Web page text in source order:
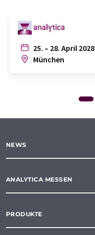
25. – 28. April 2028
München
NEWS
ANALYTICA MESSEN
PRODUKTE